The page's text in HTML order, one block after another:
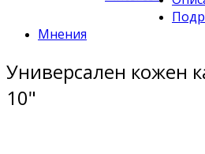
Мнения
Универсален кожен
10"